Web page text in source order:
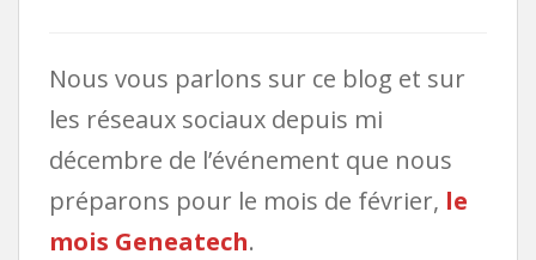
Nous vous parlons sur ce blog et sur
les réseaux sociaux depuis mi
décembre de l’événement que nous
préparons pour le mois de février, le
mois Geneatech.